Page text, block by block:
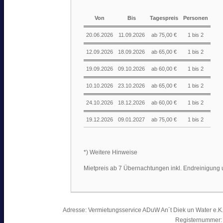
Von Bis Tagespreis Personen
20.06.2026 11.09.2026 ab 75,00 € 1 bis 2
12.09.2026 18.09.2026 ab 65,00 € 1 bis 2
19.09.2026 09.10.2026 ab 60,00 € 1 bis 2
10.10.2026 23.10.2026 ab 65,00 € 1 bis 2
24.10.2026 18.12.2026 ab 60,00 € 1 bis 2
19.12.2026 09.01.2027 ab 75,00 € 1 bis 2
*) Weitere Hinweise
Mietpreis ab 7 Übernachtungen inkl.
Adresse: Vermietungsservice ADuW An´t Diek un Water